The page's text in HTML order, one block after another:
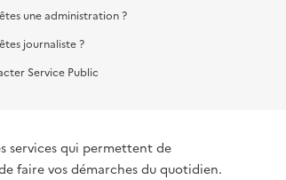
une administration ?
journaliste ?
Service Public
services qui permettent de
faire vos démarches du quotidien.